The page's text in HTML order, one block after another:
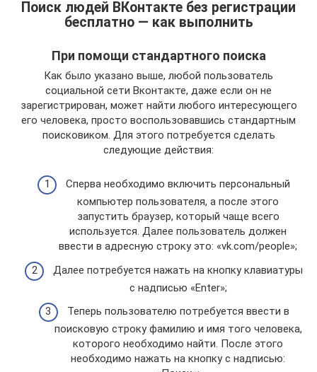
Поиск людей ВКонтакте без регистрации
бесплатно — как выполнить
При помощи стандартного поиска
Как было указано выше, любой пользователь
социальной сети Вконтакте, даже если он не
зарегистрирован, может найти любого интересующего
его человека, просто воспользовавшись стандартным
поисковиком. Для этого потребуется сделать
следующие действия:
Сперва необходимо включить персональный
компьютер пользователя, а после этого
запустить браузер, который чаще всего
используется. Далее пользователь должен
ввести в адресную строку это: «vk.com/people»;
Далее потребуется нажать на кнопку клавиатуры
с надписью «Enter»;
Теперь пользователю потребуется ввести в
поисковую строку фамилию и имя того человека,
которого необходимо найти. После этого
необходимо нажать на кнопку с надписью: